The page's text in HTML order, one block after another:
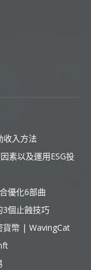
收入方法
素以及運用ESG投
優化6部曲
3個止蝕技巧
貨幣 | WavingCat